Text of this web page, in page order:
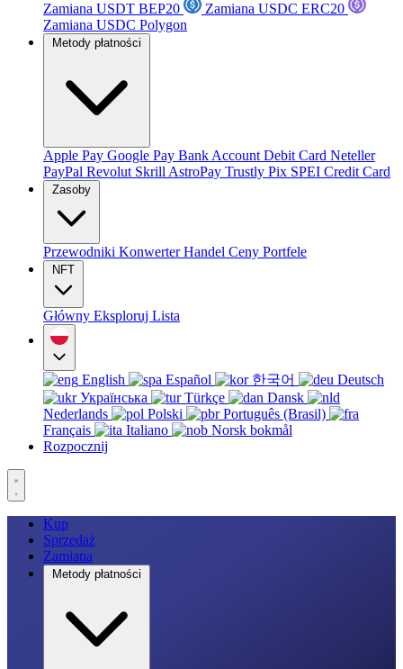
Zamiana USDT BEP20
Zamiana USDC ERC20
Zamiana USDC Polygon
Metody płatności
Apple Pay Google Pay Bank Account Debit Card Neteller
PayPal Revolut Skrill AstroPay Trustly Pix SPEI Credit Card
Zasoby
Przewodniki KonwerterHandel Ceny Portfele
NFT
Główny Eksploruj Lista
English Español 한국어
Deutsch
Українська
Türkçe
Dansk
Nederlands
Polski
Português (Brasil)
Français
Italiano
Norsk bokmål
Rozpocznij
Kup
Sprzedaż
Zamiana
Metody płatności